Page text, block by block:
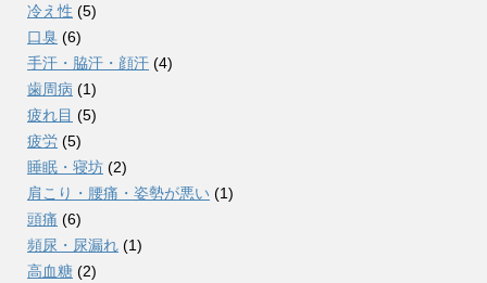
冷え性 (5)
口臭 (6)
手汗・脇汗・顔汗 (4)
歯周病 (1)
疲れ目 (5)
疲労 (5)
睡眠・寝坊 (2)
肩こり・腰痛・姿勢が悪い (1)
頭痛 (6)
頻尿・尿漏れ (1)
高血糖 (2)